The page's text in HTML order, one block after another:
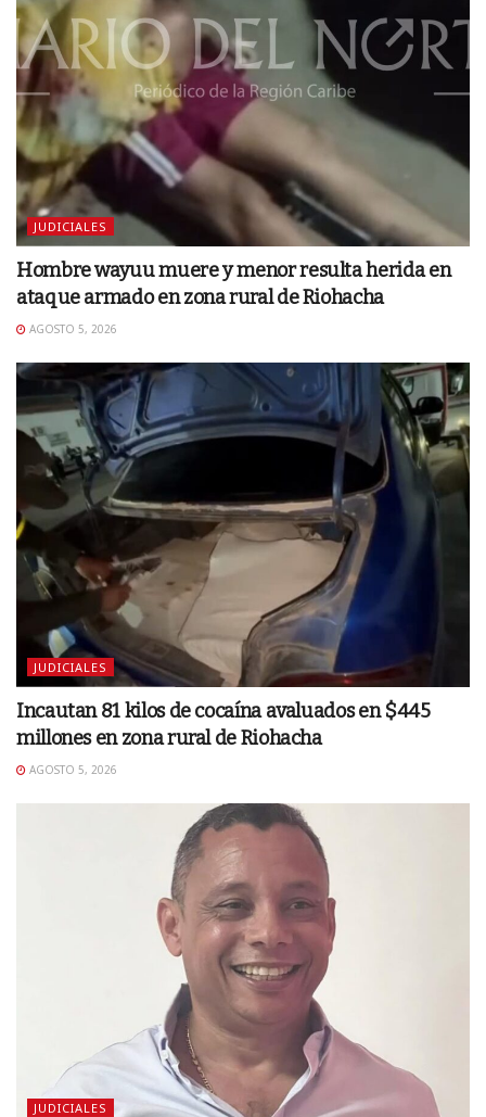
JUDICIALES
Hombre wayuu muere y menor resulta herida en
ataque armado en zona rural de Riohacha
AGOSTO 5, 2026
JUDICIALES
Incautan 81 kilos de cocaína avaluados en $445
millones en zona rural de Riohacha
AGOSTO 5, 2026
JUDICIALES